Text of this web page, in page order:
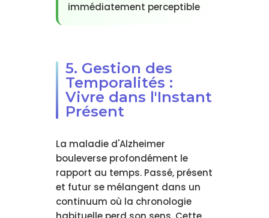
immédiatement perceptible
5. Gestion des
Temporalités :
Vivre dans l'Instant
Présent
La maladie d'Alzheimer
bouleverse profondément le
rapport au temps. Passé, présent
et futur se mélangent dans un
continuum où la chronologie